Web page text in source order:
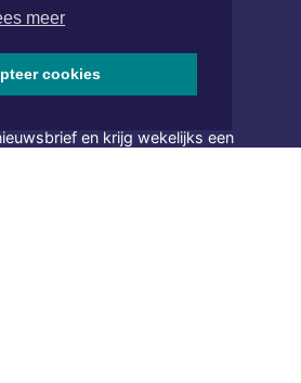
meer
cookies
en krijg wekelijks een